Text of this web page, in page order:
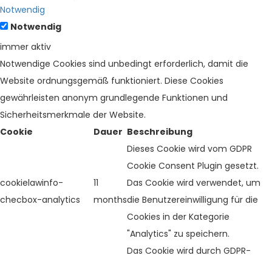
Notwendig
Notwendig
immer aktiv
Notwendige Cookies sind unbedingt erforderlich, damit die
Website ordnungsgemäß funktioniert. Diese Cookies
gewährleisten anonym grundlegende Funktionen und
Sicherheitsmerkmale der Website.
Cookie
Dauer Beschreibung
cookielawinfo-
checbox-analytics
11
months
Dieses Cookie wird vom GDPR
Cookie Consent Plugin gesetzt.
Das Cookie wird verwendet, um
die Benutzereinwilligung für die
Cookies in der Kategorie
"Analytics" zu speichern.
Das Cookie wird durch GDPR-